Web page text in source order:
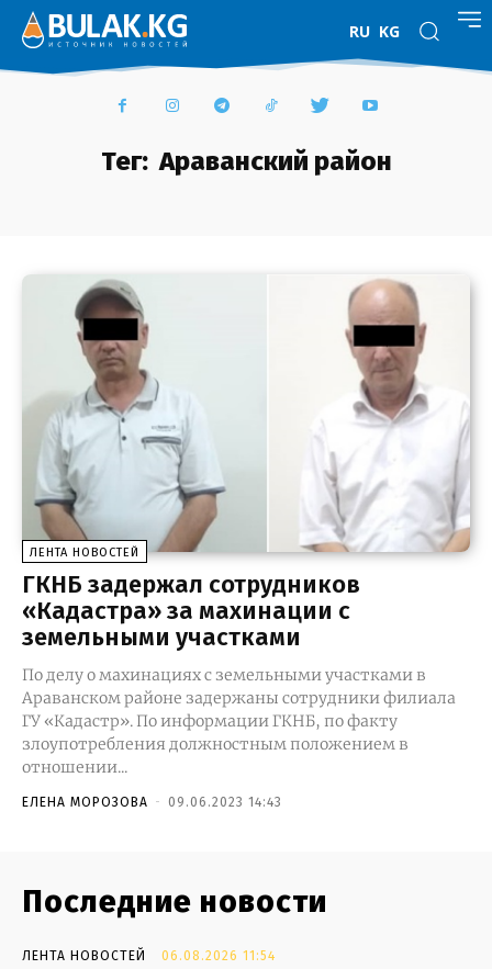
RU KG
Тег: Араванский район
ЛЕНТА НОВОСТЕЙ
ГКНБ задержал сотрудников
«Кадастра» за махинации с
земельными участками
По делу о махинациях с земельными участками в
Араванском районе задержаны сотрудники филиала
ГУ «Кадастр». По информации ГКНБ, по факту
злоупотребления должностным положением в
отношении...
ЕЛЕНА МОРОЗОВА - 09.06.2023 14:43
Последние новости
ЛЕНТА НОВОСТЕЙ 06.08.2026 11:54